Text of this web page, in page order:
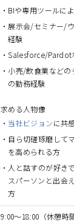
BIや専用ツールに
展示会/セミナー/
経験
Salesforce/Pardot
小売/飲食業などの
の勤務経験
求める人物像
当社ビジョンに共
自ら切磋琢磨して
を高められる方
人と話すのが好き
スパーソンと出会
方
9:00～18:00（休憩